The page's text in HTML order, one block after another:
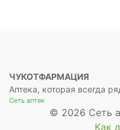
ЧУКОТФАРМАЦИЯ
Аптека, которая всегда
Сеть аптек
© 2026 Сеть
Как